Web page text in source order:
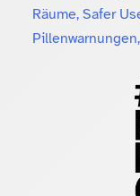
Räume, Safer